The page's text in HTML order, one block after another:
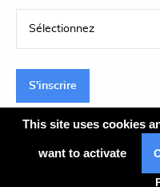
S'inscrire
This site uses cookies
want to activate